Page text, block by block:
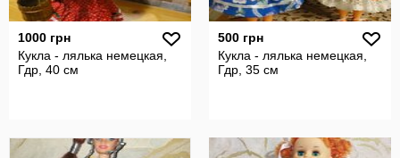
1000 грн
Кукла - лялька немецкая,
Гдр, 40 см
500 грн
Кукла - лялька немецкая,
Гдр, 35 см